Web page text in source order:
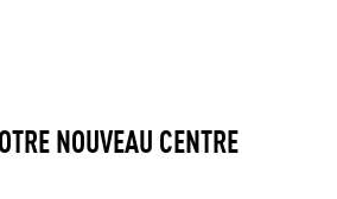
NOUVEAU CENTRE